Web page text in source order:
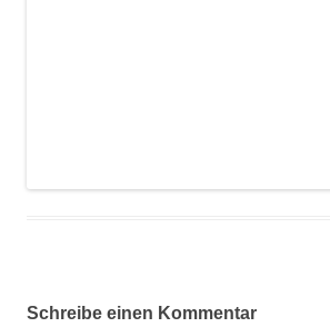
Schreibe einen Kommentar